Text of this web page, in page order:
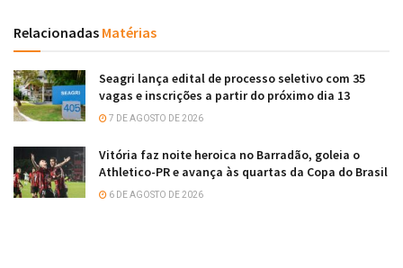
Relacionadas Matérias
Seagri lança edital de processo seletivo com 35
vagas e inscrições a partir do próximo dia 13
7 DE AGOSTO DE 2026
Vitória faz noite heroica no Barradão, goleia o
Athletico-PR e avança às quartas da Copa do Brasil
6 DE AGOSTO DE 2026